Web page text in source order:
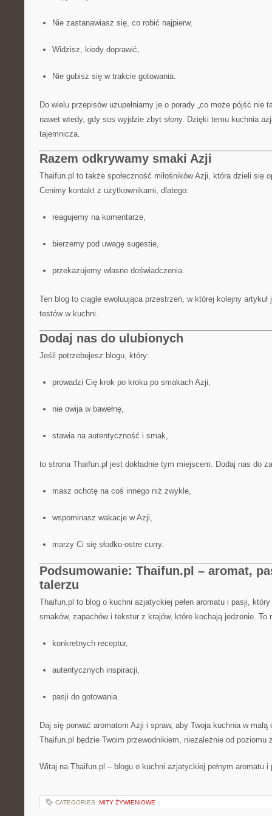
Nie zastanawiasz się, co robić najpierw,
Widzisz, kiedy doprawić,
Nie gubisz się w trakcie gotowania.
Do wielu przepisów uzupełniamy je o porady „co może pójść nie
nawet wtedy, gdy sos wyjdzie zbyt słony. Dzięki temu kuchnia
tajemnicza.
Razem odkrywamy smaki Azji
Thaifun.pl to także społeczność miłośników Azji, która dzieli się
Cenimy kontakt z użytkownikami, dlatego:
reagujemy na komentarze,
bierzemy pod uwagę sugestie,
przekazujemy własne doświadczenia.
Ten blog to ciągle ewoluująca przestrzeń, w której kolejny
testów w kuchni.
Dodaj nas do ulubionych
Jeśli potrzebujesz blogu, który:
prowadzi Cię krok po kroku po smakach Azji,
nie owija w bawełnę,
stawia na autentyczność i smak,
to strona Thaifun.pl jest dokładnie tym miejscem. Dodaj nas do
masz ochotę na coś innego niż zwykle,
wspominasz wakacje w Azji,
marzy Ci się słodko-ostre curry.
Podsumowanie: Thaifun.pl – aromat,
talerzu
Thaifun.pl to blog o kuchni azjatyckiej pełen aromatu i pasji,
smaków, zapachów i tekstur z krajów, które kochają jedzenie. To
konkretnych receptur,
autentycznych inspiracji,
pasji do gotowania.
Daj się porwać aromatom Azji i spraw, aby Twoja kuchnia w małą
Thaifun.pl będzie Twoim przewodnikiem, niezależnie od poziomu
Witaj na Thaifun.pl – blogu o kuchni azjatyckiej pełnym aromatu i
CATEGORIES: MITY ŻYWIENIOWE